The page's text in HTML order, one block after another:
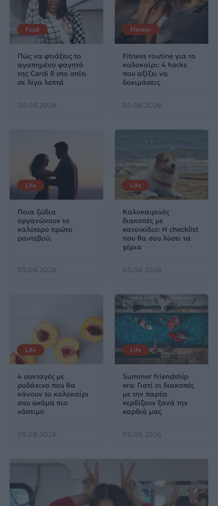
Food
Πώς να φτιάξεις το
αγαπημένο φαγητό
της Cardi B στο σπίτι
σε λίγα λεπτά
05.08.2026
Fitness
Fitness routine για το
καλοκαίρι: 4 hacks
που αξίζει να
δοκιμάσεις
05.08.2026
Life
Ποια ζώδια
οργανώνουν το
καλύτερο πρώτο
ραντεβού;
05.08.2026
Life
Καλοκαιρινές
διακοπές με
κατοικίδιο: Η checklist
που θα σου λύσει τα
χέρια
05.08.2026
Life
4 συνταγές με
ροδάκινο που θα
κάνουν το καλοκαίρι
σου ακόμα πιο
νόστιμο
05.08.2026
Life
Summer friendship
era: Γιατί οι διακοπές
με την παρέα
κερδίζουν ξανά την
καρδιά μας
05.08.2026